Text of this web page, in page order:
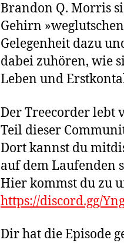
Brandon Q. Morris
Gehirn
Gelegenheit dazu
dabei zuhören, wie
Leben und
Der Treecorder lebt
Teil dieser
Dort kannst du
auf dem Laufenden
Hier kommst du zu
https://discord.gg/
Dir hat die Episode